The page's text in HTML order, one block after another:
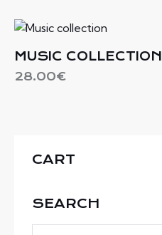
MUSIC COLLECTION
28.00€
CART
SEARCH